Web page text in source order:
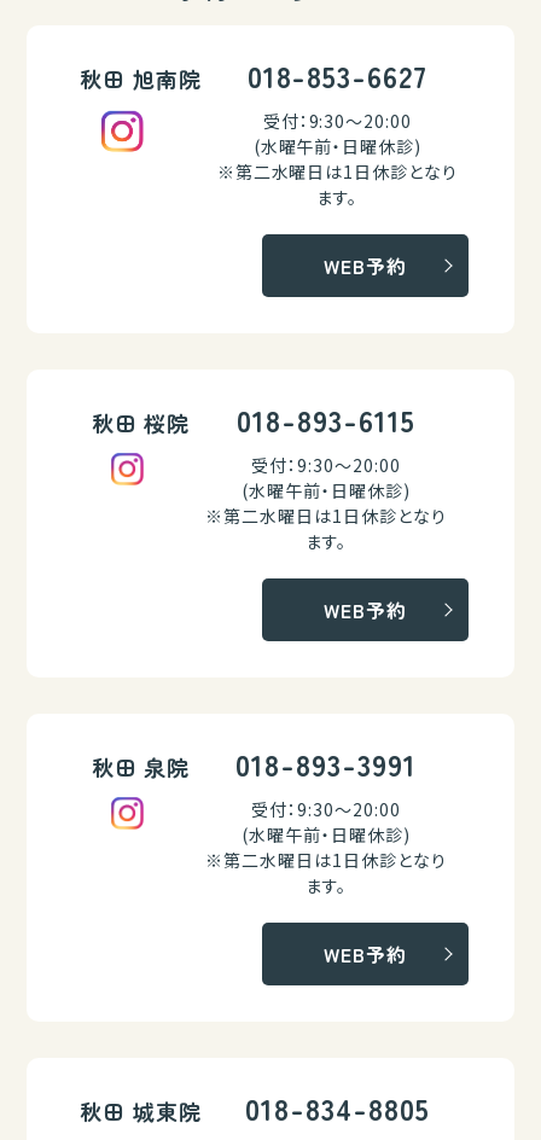
秋田 旭南院 018-853-6627
受付：9:30～20:00
(水曜午前・日曜休診)
※第二水曜日は1日休診となり
ます。
WEB予約
秋田 桜院 018-893-6115
受付：9:30～20:00
(水曜午前・日曜休診)
※第二水曜日は1日休診となり
ます。
WEB予約
秋田 泉院 018-893-3991
受付：9:30～20:00
(水曜午前・日曜休診)
※第二水曜日は1日休診となり
ます。
WEB予約
秋田 城東院 018-834-8805